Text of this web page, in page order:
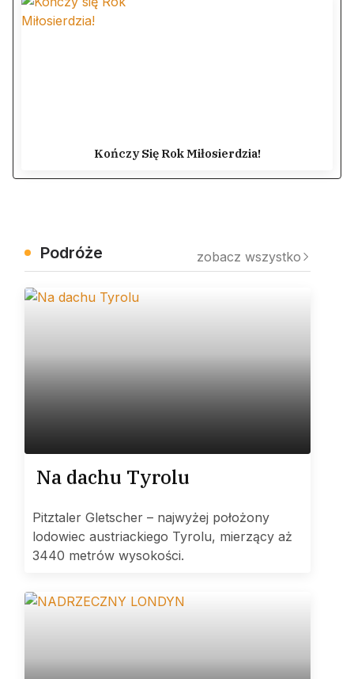
Kończy Się Rok Miłosierdzia!
Podróże zobacz wszystko
Na dachu Tyrolu
Pitztaler Gletscher – najwyżej położony
lodowiec austriackiego Tyrolu, mierzący aż
3440 metrów wysokości.